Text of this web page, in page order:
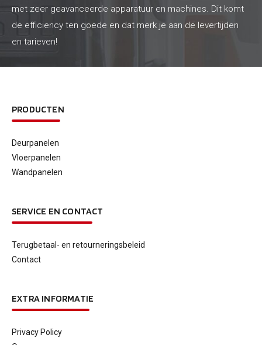
met zeer geavanceerde apparatuur en machines. Dit komt
de efficiency ten goede en dat merk je aan de levertijden
en tarieven!
PRODUCTEN
Deurpanelen
Vloerpanelen
Wandpanelen
SERVICE EN CONTACT
Terugbetaal- en retourneringsbeleid
Contact
EXTRA INFORMATIE
Privacy Policy